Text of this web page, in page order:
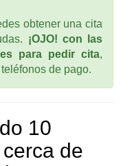
obtener una cita
¡OJO! con las
para pedir cita,
de pago.
10
de